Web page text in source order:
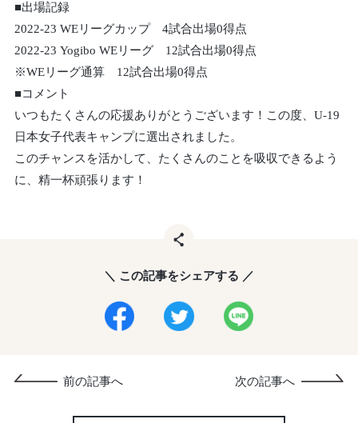
■出場記録
2022-23 WEリーグカップ 4試合出場0得点
2022-23 Yogibo WEリーグ 12試合出場0得点
※WEリーグ通算 12試合出場0得点
■コメント
いつもたくさんの応援ありがとうございます！この度、U-19
日本女子代表キャンプに選出されました。
このチャンスを活かして、たくさんのことを吸収できるよう
に、精一杯頑張ります！
＼ この記事をシェアする ／
前の記事へ 次の記事へ